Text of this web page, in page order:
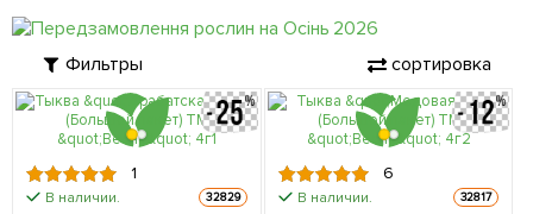
Фильтры сортировка
1
В наличии. 32829
6
В наличии. 32817